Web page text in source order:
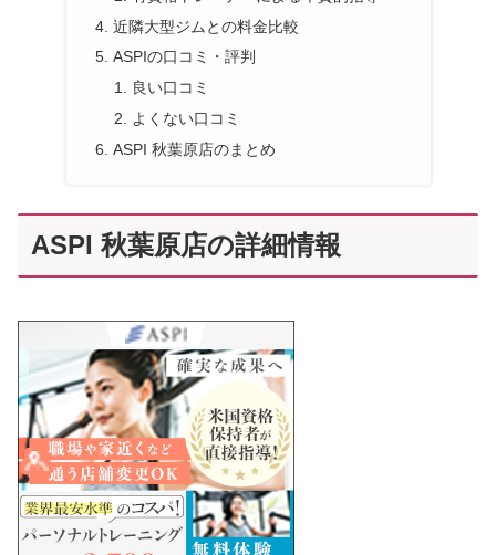
近隣大型ジムとの料金比較
ASPIの口コミ・評判
良い口コミ
よくない口コミ
ASPI 秋葉原店のまとめ
ASPI 秋葉原店の詳細情報